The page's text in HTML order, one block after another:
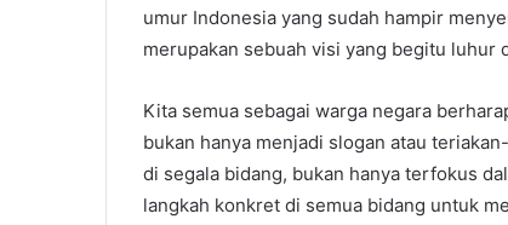
umur Indonesia yang sudah hampir
merupakan sebuah visi yang begitu luhur
Kita semua sebagai warga negara
bukan hanya menjadi slogan atau
di segala bidang, bukan hanya terfokus
langkah konkret di semua bidang untuk